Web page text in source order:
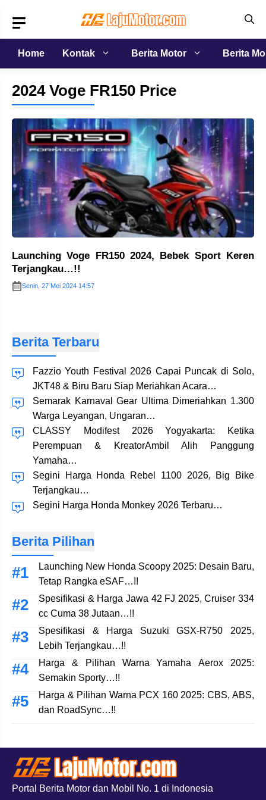
isi
Home
Kontak Berita Motor Berita
2024 Voge FR150 Price
Launching Voge FR150 2024, Bebek Sport Keren
Terjangkau…!!
Senin, 27 Mei 2024 14:57
Berita Terbaru
Fazzio Youth Festival 2026 Capai Puncak di Solo,
JKT48 & Biru Baru Siap Meriahkan Acara…
Semarak Karnaval Gear Ultima Dimeriahkan 1.300
Warga Leyangan, Ungaran…
CLASSY Modifest 2026 Yogyakarta: Ketika
Perempuan & KreatorAmbil Alih Panggung
Yamaha…
Segini Harga Honda Rebel 1100 2026, Big Bike
Terjangkau…
Segini Harga Honda Monkey 2026 Terbaru…
Berita Pilihan
Launching New Honda Scoopy 2025: Desain Baru,
Tetap Rangka eSAF…!!
Spesifikasi & Harga Jawa 42 FJ 2025, Cruiser 334
cc Cuma 38 Jutaan…!!
Spesifikasi & Harga Suzuki GSX-R750 2025,
Lebih Terjangkau…!!
Harga & Pilihan Warna Yamaha Aerox 2025:
Semakin Sporty…!!
Harga & Pilihan Warna PCX 160 2025: CBS, ABS,
dan RoadSync…!!
Portal Berita Motor dan Mobil No. 1 di Indonesia